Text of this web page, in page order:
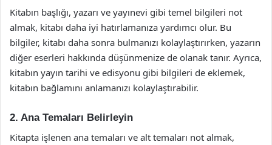
Kitabın başlığı, yazarı ve yayınevi gibi temel bilgileri not
almak, kitabı daha iyi hatırlamanıza yardımcı olur. Bu
bilgiler, kitabı daha sonra bulmanızı kolaylaştırırken, yazarın
diğer eserleri hakkında düşünmenize de olanak tanır. Ayrıca,
kitabın yayın tarihi ve edisyonu gibi bilgileri de eklemek,
kitabın bağlamını anlamanızı kolaylaştırabilir.
2. Ana Temaları Belirleyin
Kitapta işlenen ana temaları ve alt temaları not almak,